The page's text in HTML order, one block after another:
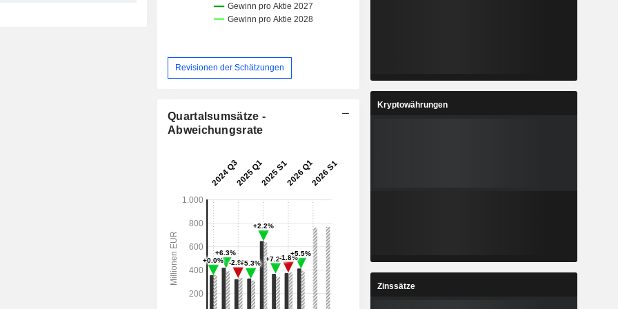
Revisionen der Schätzungen
Quartalsumsätze -
Abweichungsrate
Kryptowährungen
Zinssätze